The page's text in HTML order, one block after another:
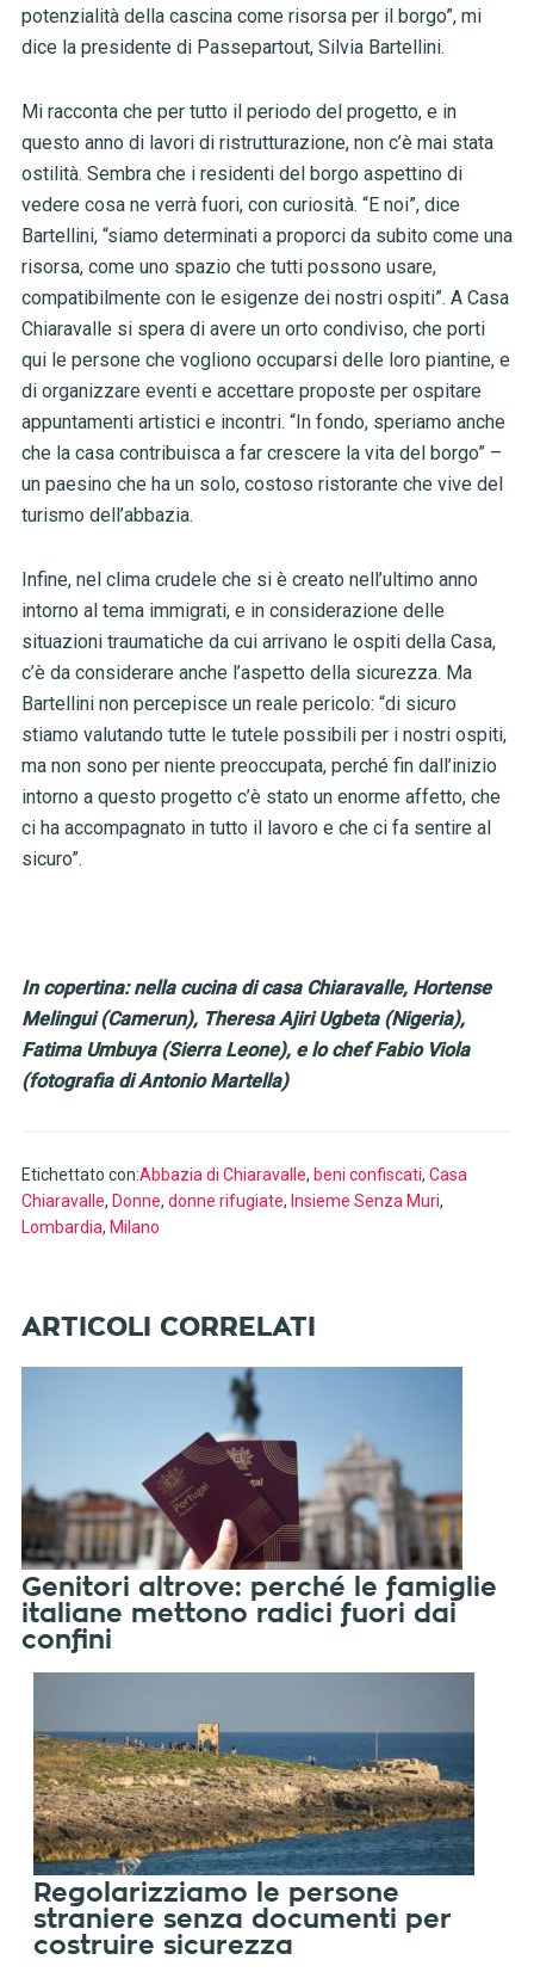
potenzialità della cascina come risorsa per il borgo”, mi
dice la presidente di Passepartout, Silvia Bartellini.
Mi racconta che per tutto il periodo del progetto, e in
questo anno di lavori di ristrutturazione, non c’è mai stata
ostilità. Sembra che i residenti del borgo aspettino di
vedere cosa ne verrà fuori, con curiosità. “E noi”, dice
Bartellini, “siamo determinati a proporci da subito come una
risorsa, come uno spazio che tutti possono usare,
compatibilmente con le esigenze dei nostri ospiti”. A Casa
Chiaravalle si spera di avere un orto condiviso, che porti
qui le persone che vogliono occuparsi delle loro piantine, e
di organizzare eventi e accettare proposte per ospitare
appuntamenti artistici e incontri. “In fondo, speriamo anche
che la casa contribuisca a far crescere la vita del borgo” –
un paesino che ha un solo, costoso ristorante che vive del
turismo dell’abbazia.
Infine, nel clima crudele che si è creato nell’ultimo anno
intorno al tema immigrati, e in considerazione delle
situazioni traumatiche da cui arrivano le ospiti della Casa,
c’è da considerare anche l’aspetto della sicurezza. Ma
Bartellini non percepisce un reale pericolo: “di sicuro
stiamo valutando tutte le tutele possibili per i nostri ospiti,
ma non sono per niente preoccupata, perché fin dall’inizio
intorno a questo progetto c’è stato un enorme affetto, che
ci ha accompagnato in tutto il lavoro e che ci fa sentire al
sicuro”.
In copertina: nella cucina di casa Chiaravalle, Hortense
Melingui (Camerun), Theresa Ajiri Ugbeta (Nigeria),
Fatima Umbuya (Sierra Leone), e lo chef Fabio Viola
(fotografia di Antonio Martella)
Etichettato con:Abbazia di Chiaravalle, beni confiscati, Casa
Chiaravalle, Donne, donne rifugiate, Insieme Senza Muri,
Lombardia, Milano
Genitori altrove: perché le famiglie
italiane mettono radici fuori dai
confini
Regolarizziamo le persone
straniere senza documenti per
costruire sicurezza